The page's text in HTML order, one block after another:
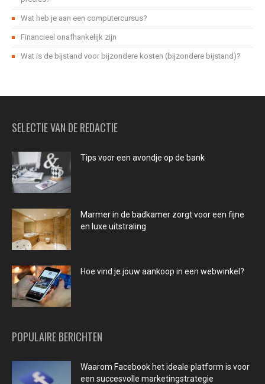
Wat heb je aan een computercursus?
Financieel onafhankelijk zijn
Wat is de bijstand voor bijzondere kosten (bijzondere bijstand)?
SELECTIE VAN DE REDACTIE
Tips voor een avondje op de bank
Marmer in de badkamer zorgt voor een fijne
en luxe uitstraling
Hoe vind je jouw aankoop in een webwinkel?
POPULAIRE BERICHTEN
Waarom Facebook het ideale platform is voor
een succesvolle marketingstrategie